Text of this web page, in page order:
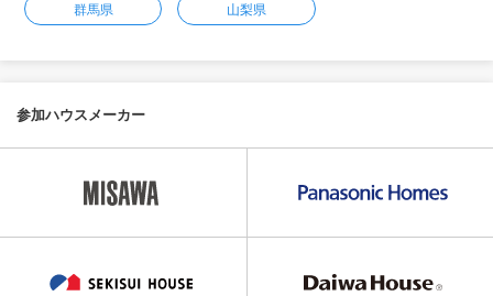
群馬県 山梨県
参加ハウスメーカー